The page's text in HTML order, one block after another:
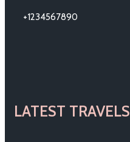
+1234567890
LATEST TRAVELS